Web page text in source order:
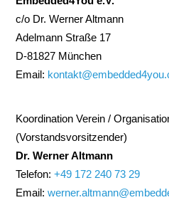
c/o Dr. Werner Altmann
Adelmann Straße 17
D-81827 München
Email:
Koordination Verein /
(Vorstandsvorsitzender)
Dr. Werner Altmann
Telefon:+49 172 240 73 29
Email: